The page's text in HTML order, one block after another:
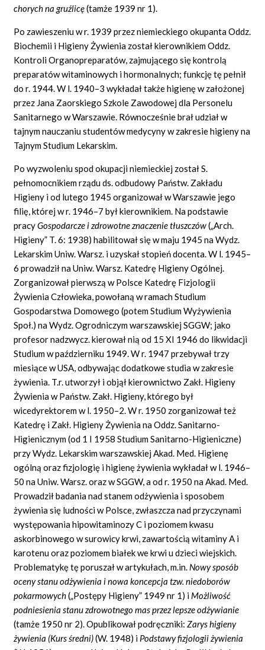
chorych na gruźlicę(tamże 1939 nr 1).
Po zawieszeniu w r. 1939 przez niemieckiego okupanta Oddz.
Biochemii i Higieny Żywienia został kierownikiem Oddz.
Kontroli Organopreparatów, zajmującego się kontrolą
preparatów witaminowych i hormonalnych; funkcję tę pełnił
do r. 1944. W l. 1940–3 wykładał także higienę w założonej
przez Jana Zaorskiego Szkole Zawodowej dla Personelu
Sanitarnego w Warszawie. Równocześnie brał udział w
tajnym nauczaniu studentów medycyny w zakresie higieny na
Tajnym Studium Lekarskim.
Po wyzwoleniu spod okupacji niemieckiej został S.
pełnomocnikiem rządu ds. odbudowy Państw. Zakładu
Higieny i od lutego 1945 organizował w Warszawie jego
filię, której w r. 1946–7 był kierownikiem. Na podstawie
pracyGospodarcze i zdrowotne znaczenie tłuszczów(„Arch.
Higieny” T. 6: 1938) habilitował się w maju 1945 na Wydz.
Lekarskim Uniw. Warsz. i uzyskał stopień docenta. W l. 1945–
6 prowadził na Uniw. Warsz. Katedrę Higieny Ogólnej.
Zorganizował pierwszą w Polsce Katedrę Fizjologii
Żywienia Człowieka, powołaną w ramach Studium
Gospodarstwa Domowego (potem Studium Wyżywienia
Społ.) na Wydz. Ogrodniczym warszawskiej SGGW; jako
profesor nadzwycz. kierował nią od 15 XI 1946 do likwidacji
Studium w październiku 1949. W r. 1947 przebywał trzy
miesiące w USA, odbywając dodatkowe studia w zakresie
żywienia. T.r. utworzył i objął kierownictwo Zakł. Higieny
Żywienia w Państw. Zakł. Higieny, którego był
wicedyrektorem w l. 1950–2. W r. 1950 zorganizował też
Katedrę i Zakł. Higieny Żywienia na Oddz. Sanitarno-
Higienicznym (od 1 I 1958 Studium Sanitarno-Higieniczne)
przy Wydz. Lekarskim warszawskiej Akad. Med. Higienę
ogólną oraz fizjologię i higienę żywienia wykładał w l. 1946–
50 na Uniw. Warsz. oraz w SGGW, a od r. 1950 na Akad. Med.
Prowadził badania nad stanem odżywienia i sposobem
żywienia się ludności w Polsce, zwłaszcza nad przyczynami
występowania hipowitaminozy C i poziomem kwasu
askorbinowego w surowicy krwi, zawartością witaminy A i
karotenu oraz poziomem białek we krwi u dzieci wiejskich.
Problematykę tę poruszał w artykułach, m.in. Nowy sposób
oceny stanu odżywienia i nowa koncepcja tzw. niedoborów
pokarmowych(„Postępy Higieny” 1949 nr 1) i Możliwość
podniesienia stanu zdrowotnego mas przez lepsze odżywianie
(tamże 1950 nr 2). Opublikował podręczniki:Zarys higieny
żywienia (Kurs średni)(W. 1948) i Podstawy fizjologii żywienia